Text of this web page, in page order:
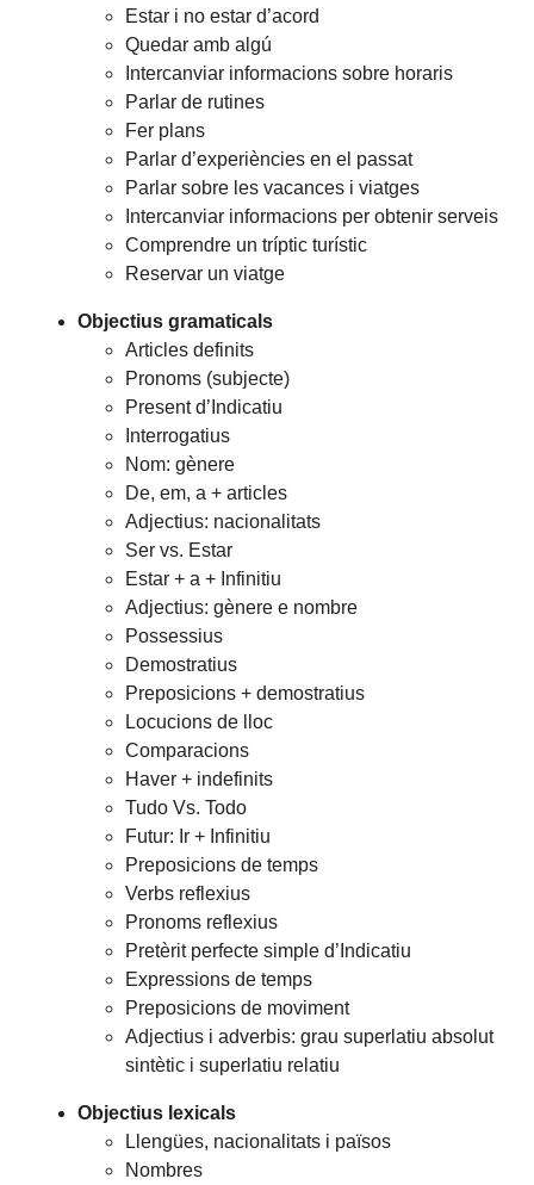
Estar i no estar d’acord
Quedar amb algú
Intercanviar informacions sobre horaris
Parlar de rutines
Fer plans
Parlar d’experiències en el passat
Parlar sobre les vacances i viatges
Intercanviar informacions per obtenir serveis
Comprendre un tríptic turístic
Reservar un viatge
Objectius gramaticals
Articles definits
Pronoms (subjecte)
Present d’Indicatiu
Interrogatius
Nom: gènere
De, em, a + articles
Adjectius: nacionalitats
Ser vs. Estar
Estar + a + Infinitiu
Adjectius: gènere e nombre
Possessius
Demostratius
Preposicions + demostratius
Locucions de lloc
Comparacions
Haver + indefinits
Tudo Vs. Todo
Futur: Ir + Infinitiu
Preposicions de temps
Verbs reflexius
Pronoms reflexius
Pretèrit perfecte simple d’Indicatiu
Expressions de temps
Preposicions de moviment
Adjectius i adverbis: grau superlatiu absolut
sintètic i superlatiu relatiu
Objectius lexicals
Llengües, nacionalitats i països
Nombres